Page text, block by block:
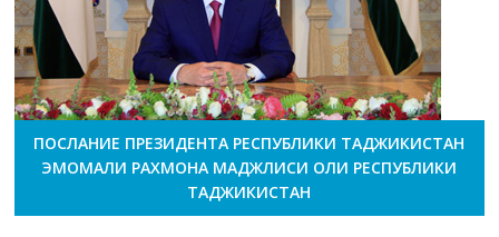
ПОСЛАНИЕ ПРЕЗИДЕНТА РЕСПУБЛИКИ ТАДЖИКИСТАН
ЭМОМАЛИ РАХМОНА МАДЖЛИСИ ОЛИ РЕСПУБЛИКИ
ТАДЖИКИСТАН